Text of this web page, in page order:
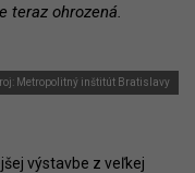
teraz ohrozená.
Metropolitný inštitút Bratislavy
výstavbe z veľkej